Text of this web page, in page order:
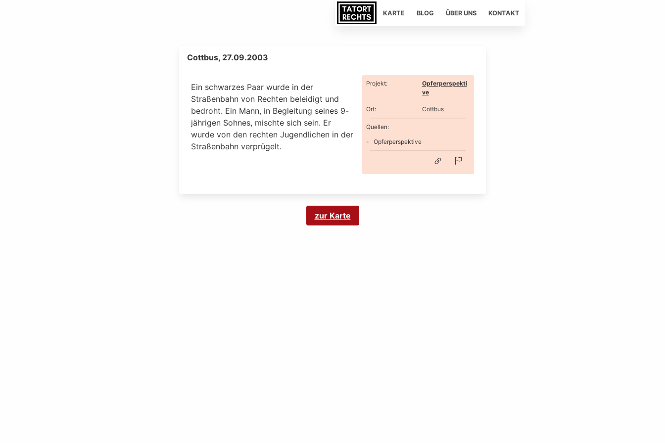
KARTE BLOG ÜBER UNS KONTAKT
Cottbus, 27.09.2003
Ein schwarzes Paar wurde in der
Straßenbahn von Rechten beleidigt und
bedroht. Ein Mann, in Begleitung seines 9-
jährigen Sohnes, mischte sich sein. Er
wurde von den rechten Jugendlichen in der
Straßenbahn verprügelt.
Projekt:
Opferperspekti
ve
Ort: Cottbus
Quellen:
Opferperspektive
zur Karte